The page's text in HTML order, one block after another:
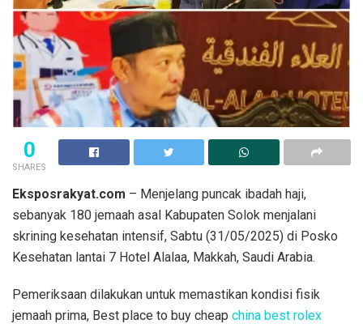
0
SHARES
Eksposrakyat.com – Menjelang puncak ibadah haji,
sebanyak 180 jemaah asal Kabupaten Solok menjalani
skrining kesehatan intensif, Sabtu (31/05/2025) di Posko
Kesehatan lantai 7 Hotel Alalaa, Makkah, Saudi Arabia.
Pemeriksaan dilakukan untuk memastikan kondisi fisik
jemaah prima, Best place to buy cheap china best rolex